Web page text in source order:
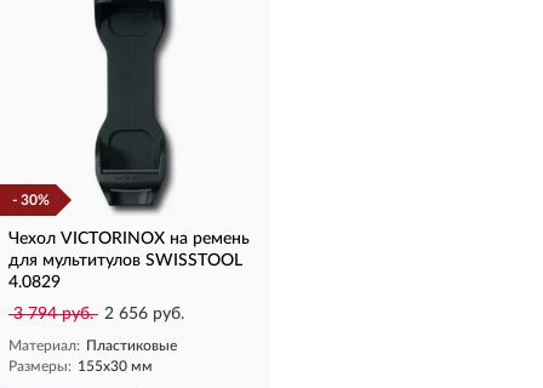
- 30%
Чехол VICTORINOX на ремень
для мультитулов SWISSTOOL
4.0829
3 794 руб. 2 656 руб.
Материал: Пластиковые
Размеры: 155x30 мм